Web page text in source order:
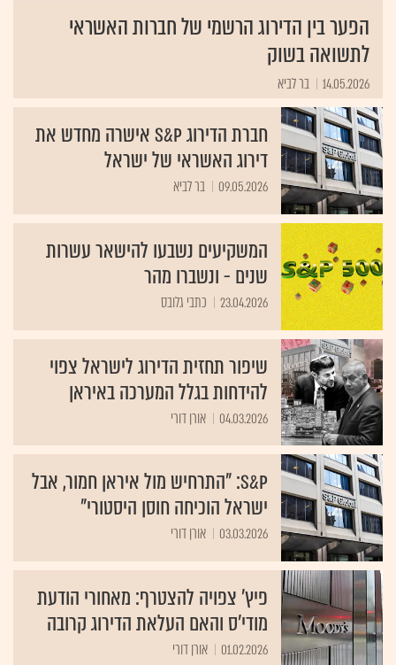
הפער בין הדירוג הרשמי של חברות האשראי
לתשואה בשוק
14.05.2026 בר לביא
חברת הדירוג S&P אישרה מחדש את
דירוג האשראי של ישראל
09.05.2026 בר לביא
המשקיעים נשבעו להישאר עשרות
שנים - ונשברו מהר
23.04.2026 כתבי גלובס
שיפור תחזית הדירוג לישראל צפוי
להידחות בגלל המערכה באיראן
04.03.2026 אורן דורי
S&P: "התרחיש מול איראן חמור, אבל
ישראל הוכיחה חוסן היסטורי"
03.03.2026 אורן דורי
פיץ' צפויה להצטרף: מאחורי הודעת
מודי'ס והאם העלאת הדירוג קרובה
01.02.2026 אורן דורי